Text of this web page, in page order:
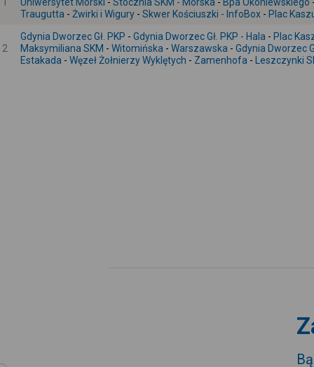
Traugutta - Żwirki i Wigury - Skwer Kościuszki - InfoBox - Plac
2
Gdynia Dworzec Gł. PKP - Gdynia Dworzec Gł. PKP - Hala - Plac
Maksymiliana SKM - Witomińska - Warszawska - Gdynia Dworzec
Estakada - Węzeł Żołnierzy Wyklętych - Zamenhofa - Leszczynki